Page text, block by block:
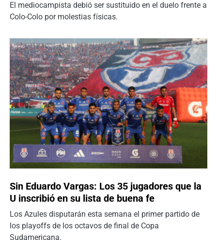
El mediocampista debió ser sustituido en el duelo frente a
Colo-Colo por molestias físicas.
Sin Eduardo Vargas: Los 35 jugadores que la
U inscribió en su lista de buena fe
Los Azules disputarán esta semana el primer partido de
los playoffs de los octavos de final de Copa
Sudamericana.